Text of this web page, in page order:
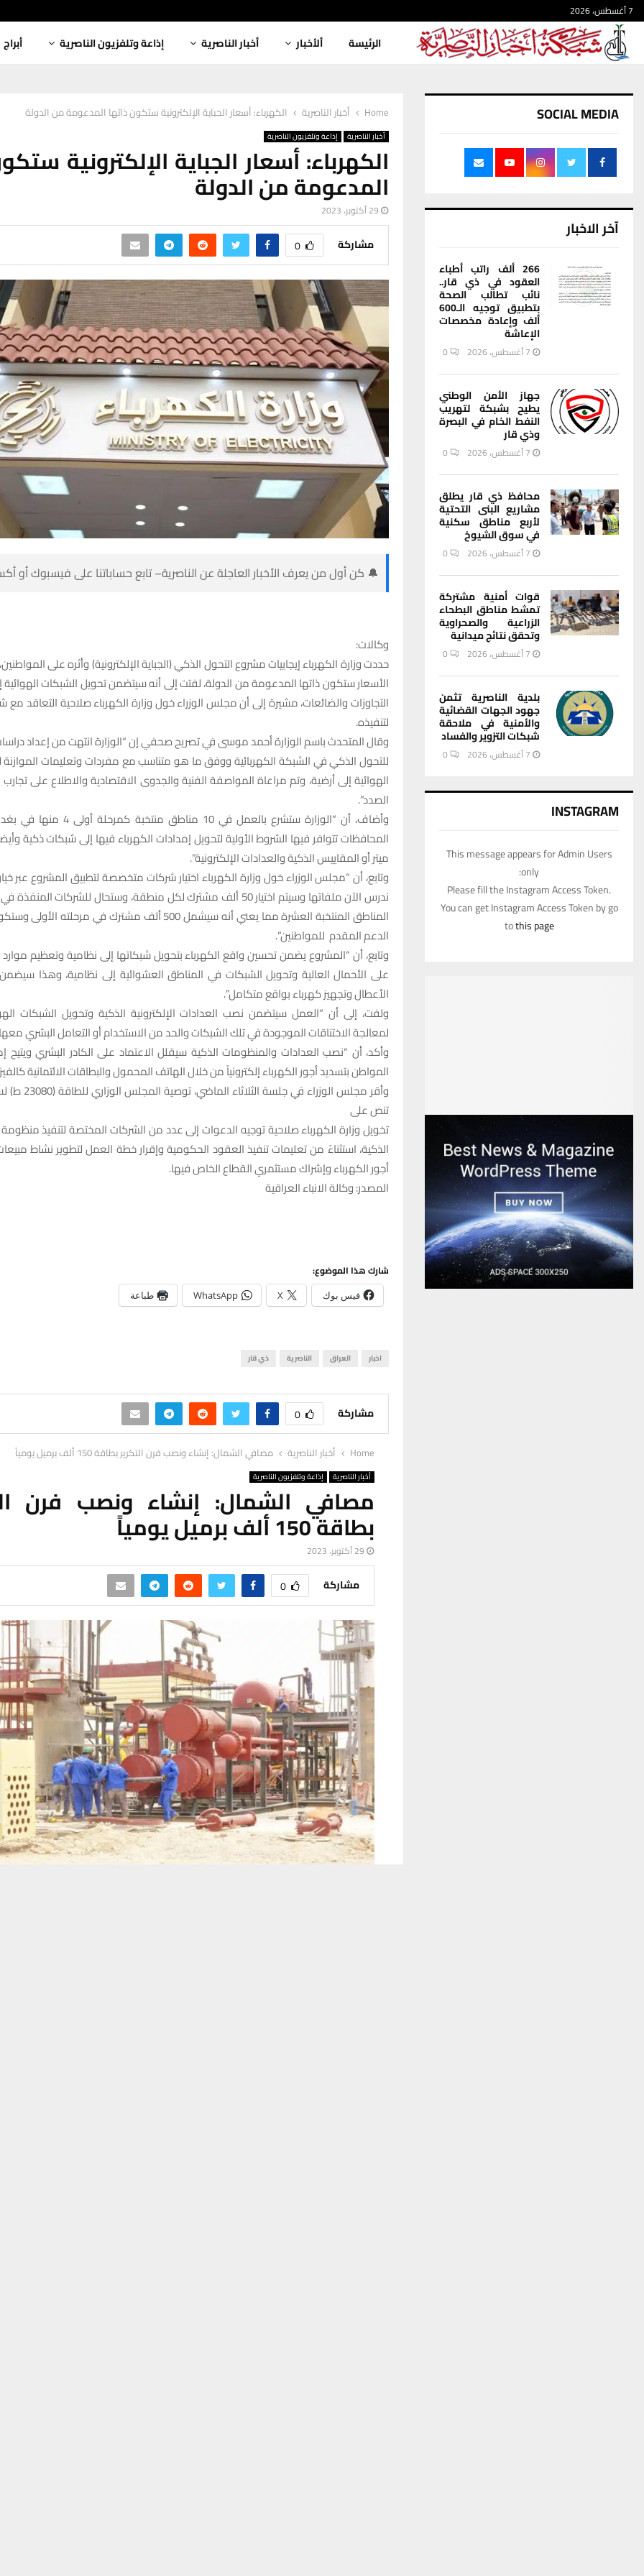
7 أغسطس، 2026
الرئيسة ألأخبار أخبار الناصرية إذاعة وتلفزيون الناصرية أبراج
Home أخبار الناصرية الكهرباء: أسعار الجباية الإلكترونية ستكون ذاتها المدعومة من الدولة
أخبار الناصرية إذاعة وتلفزيون الناصرية
الكهرباء: أسعار الجباية الإلكترونية
المدعومة من الدولة
29 أكتوبر، 2023
مشاركة 0
🔔 كن أول من يعرف الأخبار العاجلة عن الناصرية– تابع حساباتنا على فيسبوك أو
وكالات:
حددت وزارة الكهرباء إيجابيات مشروع التحول الذكي (الجباية الإلكترونية) وأثره على
الأسعار ستكون ذاتها المدعومة من الدولة، لفتت إلى أنه سيتضمن تحويل الشبكات الهوائية
التجاوزات والضائعات، مشيرة إلى أن مجلس الوزراء خول وزارة الكهرباء صلاحية التعاقد
لتنفيذه.
وقال المتحدث باسم الوزارة أحمد موسى في تصريح صحفي إن “الوزارة انتهت من إعداد
للتحول الذكي في الشبكة الكهربائية ووفق ما هو متناسب مع مفردات وتعليمات الموازنة
الهوائية إلى أرضية، وتم مراعاة المواصفة الفنية والجدوى الاقتصادية والاطلاع على
الصدد”.
المحافظات تتوافر فيها الشروط الأولية لتحويل إمدادات الكهرباء فيها إلى شبكات ذكية
ميتر أو المقاييس الذكية والعدادات الإلكترونية”.
وتابع، أن “مجلس الوزراء خول وزارة الكهرباء اختيار شركات متخصصة لتطبيق المشروع عبر
ندرس الآن ملفاتها وسيتم اختيار 50 ألف مشترك لكل منطقة، وستحال للشركات
المناطق المنتخبة العشرة مما يعني أنه سيشمل 500 ألف مشترك في
الدعم المقدم للمواطنين”.
وتابع، أن “المشروع يضمن تحسين واقع الكهرباء بتحويل شبكاتها إلى نظامية وتعظيم موارد
على الأحمال العالية وتحويل الشبكات في المناطق العشوائية إلى نظامية، وهذا
الأعطال وتجهيز كهرباء بواقع متكامل”.
ولفت، إلى أن “العمل سيتضمن نصب العدادات الإلكترونية الذكية وتحويل الشبكات
لمعالجة الاختناقات الموجودة في تلك الشبكات والحد من الاستخدام أو التعامل البشري
وأكد، أن “نصب العدادات والمنظومات الذكية سيقلل الاعتماد على الكادر البشري ويتيح
المواطن بتسديد أجور الكهرباء إلكترونياً من خلال الهاتف المحمول والبطاقات الائتمانية
تنص على
تخويل وزارة الكهرباء صلاحية توجيه الدعوات إلى عدد من الشركات المختصة لتنفيذ
الذكية، استثناءً من تعليمات تنفيذ العقود الحكومية وإقرار خطة العمل لتطوير نشاط
أجور الكهرباء وإشراك مستثمري القطاع الخاص فيها.
المصدر: وكالة الانباء العراقية
شارك هذا الموضوع:
فيس بوك X
WhatsApp طباعة
اخبار العراق الناصرية ذي قار
مشاركة 0
Home أخبار الناصرية مصافي الشمال: إنشاء ونصب فرن التكرير بطاقة 150 ألف برميل يومياً
أخبار الناصرية إذاعة وتلفزيون الناصرية
مصافي الشمال: إنشاء ونصب فرن
بطاقة 150 ألف برميل يومياً
29 أكتوبر، 2023
مشاركة 0
SOCIAL MEDIA
آخر الاخبار
266 ألف راتب أطباء
العقود في ذي قار..
نائب تطالب الصحة
بتطبيق توجيه الـ600
ألف وإعادة مخصصات
الإعاشة
7 أغسطس، 2026 0
جهاز الأمن الوطني
يطيح بشبكة لتهريب
النفط الخام في البصرة
وذي قار
7 أغسطس، 2026 0
محافظ ذي قار يطلق
مشاريع البنى التحتية
لأربع مناطق سكنية
في سوق الشيوخ
7 أغسطس، 2026 0
قوات أمنية مشتركة
تمشط مناطق البطحاء
الزراعية والصحراوية
وتحقق نتائج ميدانية
7 أغسطس، 2026 0
بلدية الناصرية تثمن
جهود الجهات القضائية
والأمنية في ملاحقة
شبكات التزوير والفساد
7 أغسطس، 2026 0
INSTAGRAM
This message appears for Admin Users
only:
Please fill the Instagram Access Token.
You can get Instagram Access Token by go
tothis page